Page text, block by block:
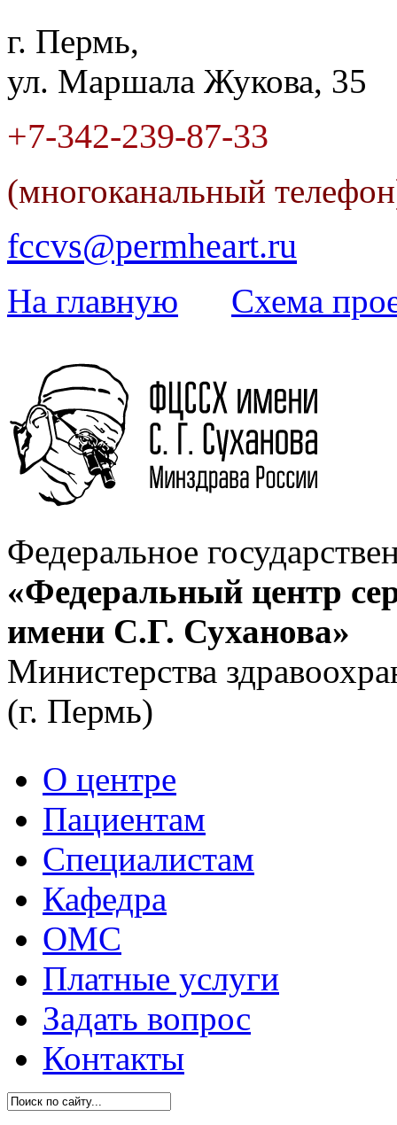
г. Пермь,
ул. Маршала Жукова, 35
+7-342-239-87-33
(многоканальный
fccvs@permheart.ru
На главную Cхема
Федеральное
«Федеральный центр
имени С.Г. Суханова»
Министерства
(г. Пермь)
О центре
Пациентам
Специалистам
Кафедра
ОМС
Платные услуги
Задать вопрос
Контакты